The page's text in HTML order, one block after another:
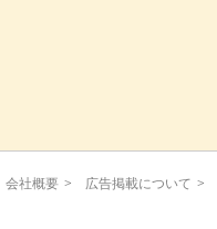
会社概要 > 広告掲載について >